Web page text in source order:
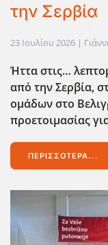
την Σερβία
23 Ιουλίου 2026 |
Ήττα στις…
από την Σερβία,
ομάδων στο
προετοιμασίας
ΠΕΡΙΣΣΌΤΕΡΑ...